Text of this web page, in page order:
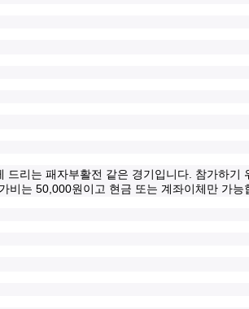
드리는 패자부활전 같은 경기입니다. 참가하기
비는 50,000원이고 현금 또는 계좌이체만 가능